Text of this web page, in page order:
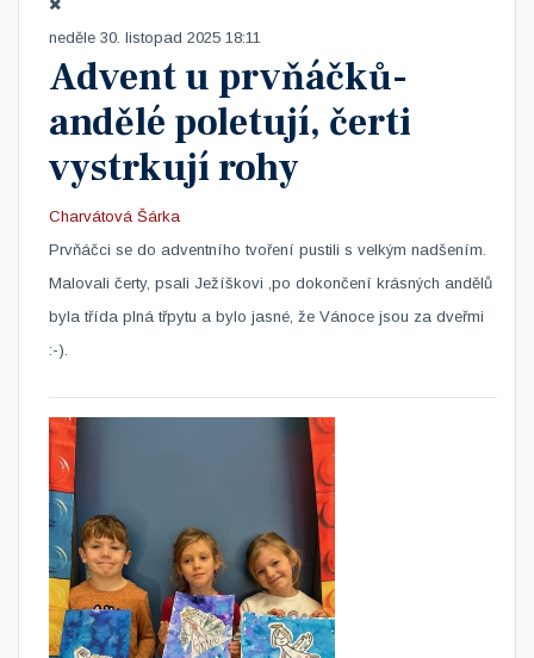
neděle 30. listopad 2025 18:11
Advent u prvňáčků-
andělé poletují, čerti
vystrkují rohy
Charvátová Šárka
​Prvňáčci se do adventního tvoření pustili s velkým nadšením.
Malovali čerty, psali Ježíškovi ,po dokončení krásných andělů
byla třída plná třpytu a bylo jasné, že Vánoce jsou za dveřmi
:-).